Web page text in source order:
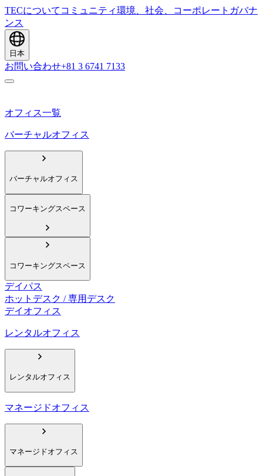
TECについて コミュニティ環境、社会、コーポレートガバナ
ンス
日本
お問い合わせ+81 3 6741 7133
オフィス一覧
バーチャルオフィス
バーチャルオフィス
コワーキングスペース
コワーキングスペース
デイパス
ホットデスク / 専用デスク
デイオフィス
レンタルオフィス
レンタルオフィス
マネージドオフィス
マネージドオフィス